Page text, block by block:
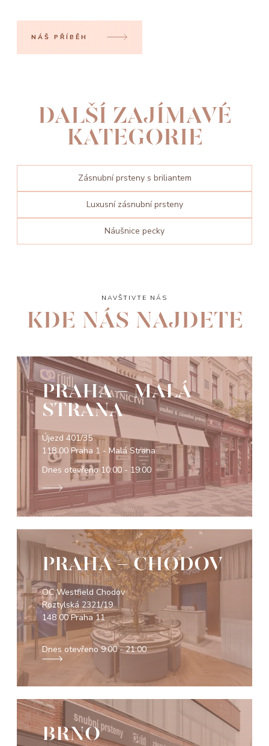
NÁŠ PŘÍBĚH
DALŠÍ ZAJÍMAVÉ
KATEGORIE
Zásnubní prsteny s briliantem
Luxusní zásnubní prsteny
Náušnice pecky
NAVŠTIVTE NÁS
KDE NÁS NAJDETE
PRAHA - MALÁ
STRANA
Újezd 401/35
118 00 Praha 1 - Malá Strana
Dnes otevřeno10:00 - 19:00
PRAHA - CHODOV
OC Westfield Chodov
Roztylská 2321/19
148 00 Praha 11
Dnes otevřeno9:00 - 21:00
BRNO